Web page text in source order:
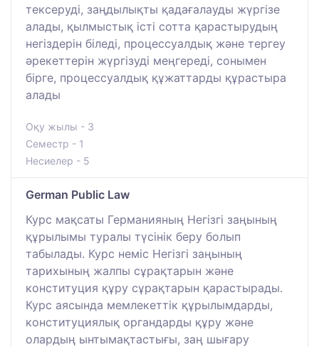
тексеруді, заңдылықты қадағалауды жүргізе
алады, қылмыстық істі сотта қарастырудың
негіздерін біледі, процессуалдық және тергеу
әрекеттерін жүргізуді меңгереді, сонымен
бірге, процессуалдық құжаттарды құрастыра
алады
Оқу жылы - 3
Семестр - 1
Несиелер - 5
German Public Law
Курс мақсаты Германияның Негізгі заңының
құрылымы туралы түсінік беру болып
табылады. Курс неміс Негізгі заңының
тарихының жалпы сұрақтарын және
конституция құру сұрақтарын қарастырады.
Курс аясында мемлекеттік құрылымдарды,
конституциялық органдарды құру және
олардың ынтымақтастығы, заң шығару